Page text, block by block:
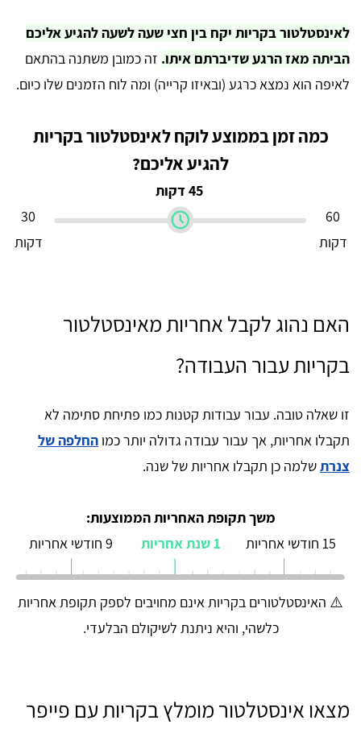
לאינסטלטור בקריות יקח בין חצי שעה לשעה להגיע אליכם
הביתה מאז הרגע שדיברתם איתו. זה כמובן משתנה בהתאם
לאיפה הוא נמצא כרגע (ובאיזו קרייה) ומה לוח הזמנים שלו כיום.
כמה זמן בממוצע לוקח לאינסטלטור בקריות
להגיע אליכם?
45 דקות
60
דקות
30
דקות
האם נהוג לקבל אחריות מאינסטלטור
בקריות עבור העבודה?
זו שאלה טובה. עבור עבודות קטנות כמו פתיחת סתימה לא
תקבלו אחריות, אך עבור עבודה גדולה יותר כמו החלפה של
צנרתשלמה כן תקבלו אחריות של שנה.
משך תקופת האחריות הממוצעות:
15 חודשי אחריות
1 שנת אחריות 9 חודשי אחריות
⚠️ האינסטלטורים בקריות אינם מחויבים לספק תקופת אחריות
כלשהי, והיא ניתנת לשיקולם הבלעדי.
מצאו אינסטלטור מומלץ בקריות עם פייפר